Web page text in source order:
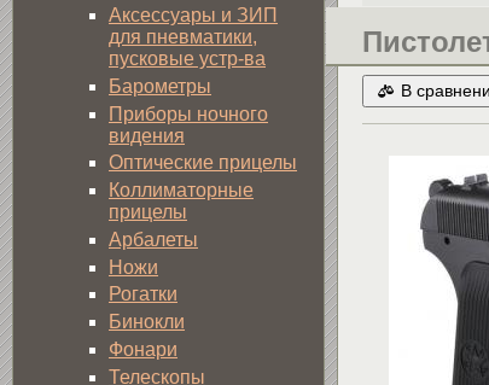
В
Аксессуары и ЗИП
для пневматики,
пусковые устр-ва
Барометры
Приборы ночного
видения
Оптические прицелы
Коллиматорные
прицелы
Арбалеты
Ножи
Рогатки
Бинокли
Фонари
Телескопы